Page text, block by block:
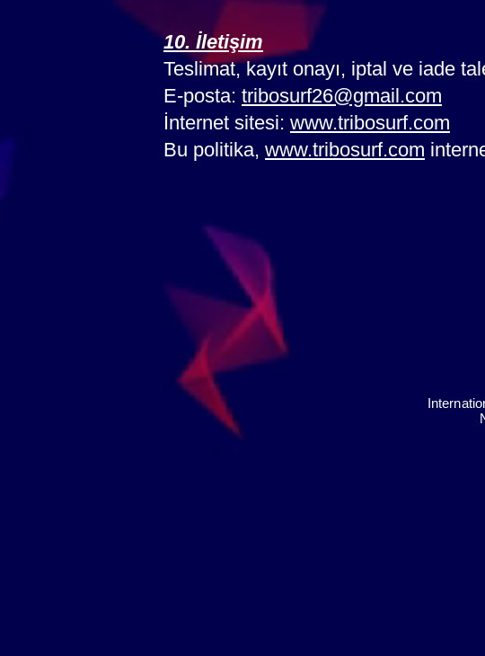
10. İletişim
Teslimat, kayıt onayı, iptal ve iade
E-posta: tribosurf26@gmail.com
İnternet sitesi: www.tribosurf.com
Bu politika, www.tribosurf.com